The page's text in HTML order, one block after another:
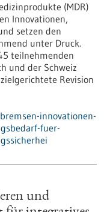
(MDR)
Innovationen,
setzen den
unter Druck.
teilnehmenden
und der Schweiz
Revision
innovationen-
fuer-
und